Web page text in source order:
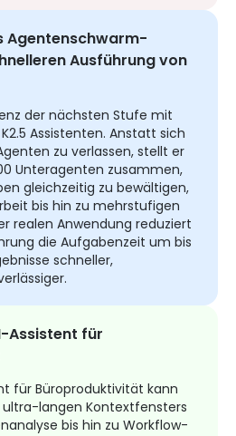
Agentenschwarm-
Ausführung von
der nächsten Stufe mit
Assistenten. Anstatt sich
zu verlassen, stellt er
Unteragenten zusammen,
gleichzeitig zu bewältigen,
bis hin zu mehrstufigen
realen Anwendung reduziert
die Aufgabenzeit um bis
schneller,
Assistent für
für Büroproduktivität kann
ultra-langen Kontextfensters
bis hin zu Workflow-